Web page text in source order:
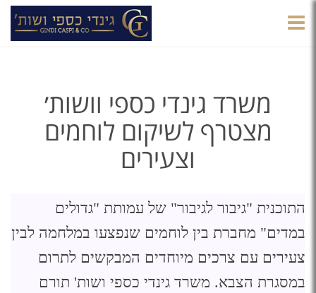
משרד גינדי כספי וושות׳
מצטרף לשיקום לוחמים
וצעירים
התוכנית "גיבור לגיבור" של עמותת "גדולים
במדים" מחברת בין לוחמים שנפצעו במלחמה לבין
צעירים עם צרכים מיוחדים המבקשים לתרום
במסגרת הצבא. משרד גינדי כספי ושות' תורם